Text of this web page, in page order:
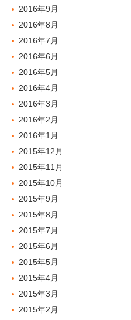
2016年9月
2016年8月
2016年7月
2016年6月
2016年5月
2016年4月
2016年3月
2016年2月
2016年1月
2015年12月
2015年11月
2015年10月
2015年9月
2015年8月
2015年7月
2015年6月
2015年5月
2015年4月
2015年3月
2015年2月